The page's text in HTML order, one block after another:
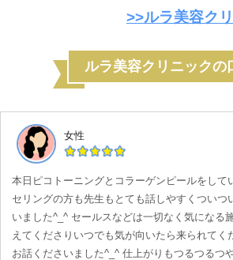
>>ルラ美容ク
ルラ美容クリニックの
女性
本日ピコトーニングとコラーゲンピールをして
セリングの方も先生もとても話しやすくついつ
いました^_^ セールスなどは一切なく気になる
えてくださりいつでも気が向いたら来られてく
お話くださいました^_^ 仕上がりもつるつるつ